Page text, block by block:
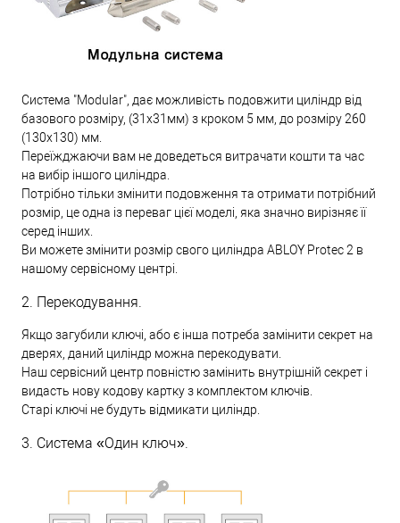
Система "Modular", дає можливість подовжити циліндр від
базового розміру, (31х31мм) з кроком 5 мм, до розміру 260
(130х130) мм.
Переїжджаючи вам не доведеться витрачати кошти та час
на вибір іншого циліндра.
Потрібно тільки змінити подовження та отримати потрібний
розмір, це одна із переваг цієї моделі, яка значно вирізняє її
серед інших.
Ви можете змінити розмір свого циліндра ABLOY Protec 2 в
нашому сервісному центрі.
2. Перекодування.
Якщо загубили ключі, або є інша потреба замінити секрет на
дверях, даний циліндр можна перекодувати.
Наш сервісний центр повністю замінить внутрішній секрет і
видасть нову кодову картку з комплектом ключів.
Старі ключі не будуть відмикати циліндр.
3. Система «Один ключ».